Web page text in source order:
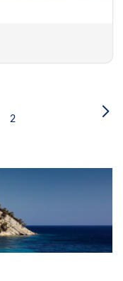
2